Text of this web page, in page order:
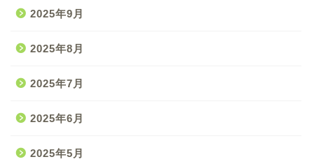
2025年9月
2025年8月
2025年7月
2025年6月
2025年5月